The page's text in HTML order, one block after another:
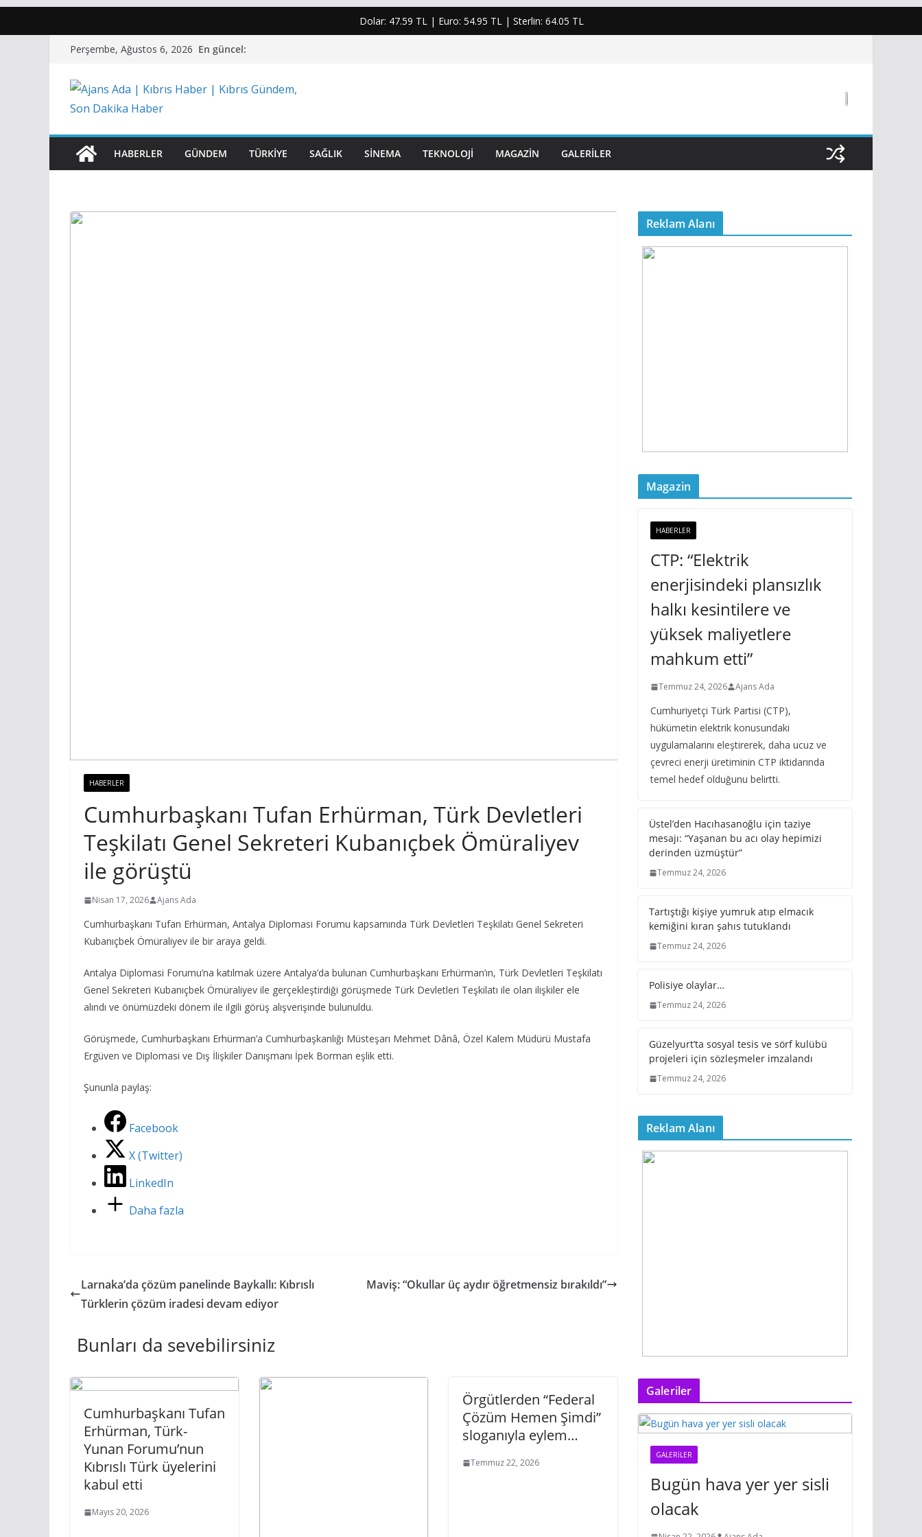
Dolar: 47.59 TL| Euro: 54.95 TL| Sterlin: 64.05 TL
content
Perşembe, Ağustos 6, 2026 En güncel:
HABERLER GÜNDEM TÜRKIYE SAĞLIK SINEMA TEKNOLOJI MAGAZIN GALERILER
HABERLER
Cumhurbaşkanı Tufan Erhürman, Türk Devletleri
Teşkilatı Genel Sekreteri Kubanıçbek Ömüraliyev
ile görüştü
Nisan 17, 2026 Ajans Ada
Cumhurbaşkanı Tufan Erhürman, Antalya Diplomasi Forumu kapsamında Türk Devletleri Teşkilatı Genel Sekreteri
Kubanıçbek Ömüraliyev ile bir araya geldi.
Antalya Diplomasi Forumu’na katılmak üzere Antalya’da bulunan Cumhurbaşkanı Erhürman’ın, Türk Devletleri Teşkilatı
Genel Sekreteri Kubanıçbek Ömüraliyev ile gerçekleştirdiği görüşmede Türk Devletleri Teşkilatı ile olan ilişkiler ele
alındı ve önümüzdeki dönem ile ilgili görüş alışverişinde bulunuldu.
Görüşmede, Cumhurbaşkanı Erhürman’a Cumhurbaşkanlığı Müsteşarı Mehmet Dânâ, Özel Kalem Müdürü Mustafa
Ergüven ve Diplomasi ve Dış İlişkiler Danışmanı İpek Borman eşlik etti.
Şununla paylaş:
Facebook
X (Twitter)
LinkedIn
Daha fazla
Larnaka’da çözüm panelinde Baykallı: Kıbrıslı
Türklerin çözüm iradesi devam ediyor
Maviş: “Okullar üç aydır öğretmensiz bırakıldı”
Bunları da sevebilirsiniz
Cumhurbaşkanı Tufan
Erhürman, Türk-
Yunan Forumu’nun
Kıbrıslı Türk üyelerini
kabul etti
Mayıs 20, 2026
Örgütlerden “Federal
Çözüm Hemen Şimdi”
sloganıyla eylem…
Temmuz 22, 2026
Reklam Alanı
Magazin
HABERLER
CTP: “Elektrik
enerjisindeki plansızlık
halkı kesintilere ve
yüksek maliyetlere
mahkum etti”
Temmuz 24, 2026 Ajans Ada
Cumhuriyetçi Türk Partisi (CTP),
hükümetin elektrik konusundaki
uygulamalarını eleştirerek, daha ucuz ve
çevreci enerji üretiminin CTP iktidarında
temel hedef olduğunu belirtti.
Üstel’den Hacıhasanoğlu için taziye
mesajı: “Yaşanan bu acı olay hepimizi
derinden üzmüştür”
Temmuz 24, 2026
Tartıştığı kişiye yumruk atıp elmacık
kemiğini kıran şahıs tutuklandı
Temmuz 24, 2026
Polisiye olaylar…
Temmuz 24, 2026
Güzelyurt’ta sosyal tesis ve sörf kulübü
projeleri için sözleşmeler imzalandı
Temmuz 24, 2026
Reklam Alanı
Galeriler
GALERILER
Bugün hava yer yer sisli
olacak